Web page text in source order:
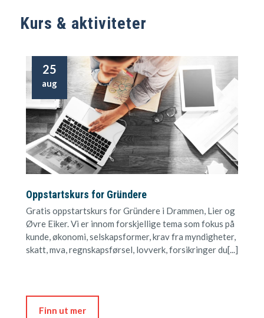
Kurs & aktiviteter
25
aug
Oppstartskurs for Gründere
Gratis oppstartskurs for Gründere i Drammen, Lier og
Øvre Eiker. Vi er innom forskjellige tema som fokus på
kunde, økonomi, selskapsformer, krav fra myndigheter,
skatt, mva, regnskapsførsel, lovverk, forsikringer du[...]
Finn ut mer